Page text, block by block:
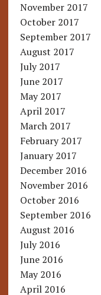
November 2017
October 2017
September 2017
August 2017
July 2017
June 2017
May 2017
April 2017
March 2017
February 2017
January 2017
December 2016
November 2016
October 2016
September 2016
August 2016
July 2016
June 2016
May 2016
April 2016